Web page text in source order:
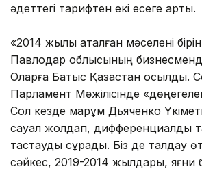
әдеттегі тарифтен екі есеге артық.
«2014 жылы аталған мәселені
Павлодар облысының
Оларға Батыс Қазақстан қосылды.
Парламент Мәжілісінде
Сол кезде марқұм Дьяченко
сауал жолдап, дифференциалды
тастауды сұрады. Біз де талдау
сәйкес, 2019-2014 жылдары,